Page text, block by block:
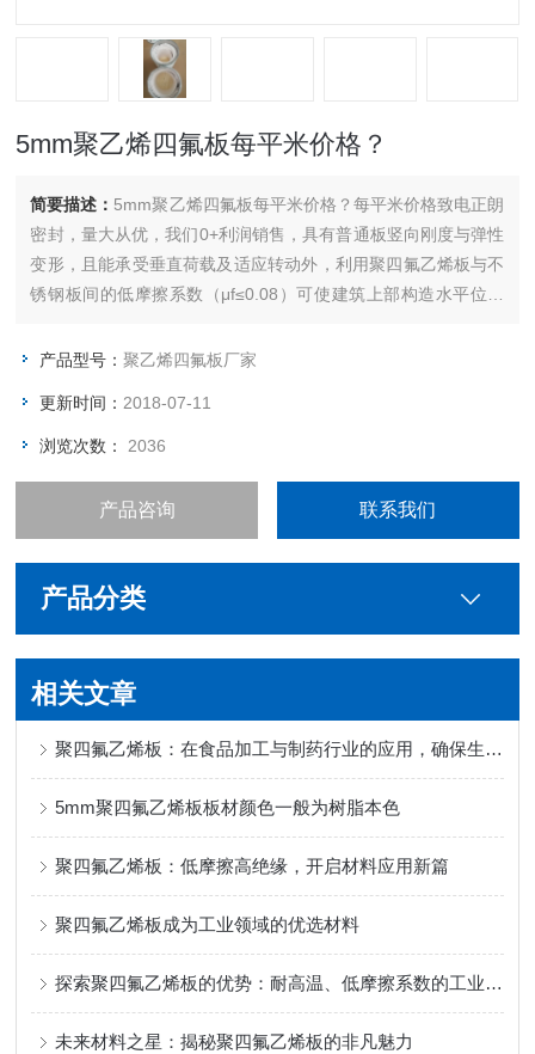
5mm聚乙烯四氟板每平米价格？
简要描述： 5mm聚乙烯四氟板每平米价格？每平米价格致电正朗
密封，量大从优，我们0+利润销售，具有普通板竖向刚度与弹性
变形，且能承受垂直荷载及适应转动外，利用聚四氟乙烯板与不
锈钢板间的低摩擦系数（μf≤0.08）可使建筑上部构造水平位移
产品型号：聚乙烯四氟板厂家
更新时间： 2018-07-11
浏览次数： 2036
产品咨询 联系我们
产品分类
相关文章
聚四氟乙烯板：在食品加工与制药行业的应用，确保生产过程的清洁与安全
5mm聚四氟乙烯板板材颜色一般为树脂本色
聚四氟乙烯板：低摩擦高绝缘，开启材料应用新篇
聚四氟乙烯板成为工业领域的优选材料
探索聚四氟乙烯板的优势：耐高温、低摩擦系数的工业应用
未来材料之星：揭秘聚四氟乙烯板的非凡魅力